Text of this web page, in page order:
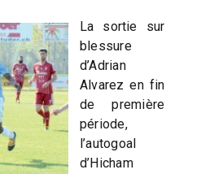
La sortie sur
blessure
d’Adrian
Alvarez en fin
de première
période,
l’autogoal
d’Hicham